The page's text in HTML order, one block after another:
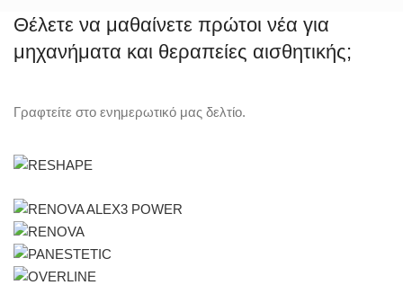
Θέλετε να μαθαίνετε πρώτοι νέα για
μηχανήματα και θεραπείες αισθητικής;
Γραφτείτε στο ενημερωτικό μας δελτίο.